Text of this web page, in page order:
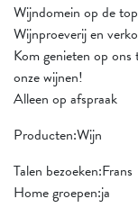
Wijndomein op de
Wijnproeverij en
Kom genieten op
onze wijnen!
Alleen op afspraak
Producten:Wijn
Talen bezoeken:Frans
Home groepen:ja